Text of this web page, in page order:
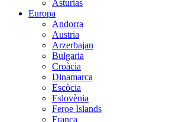
Asturias
Europa
Andorra
Austria
Arzerbajan
Bulgaria
Croàcia
Dinamarca
Escòcia
Eslovènia
Feroe Islands
França